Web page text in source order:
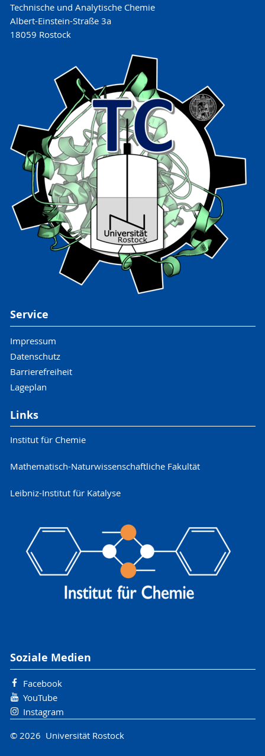
Technische und Analytische Chemie
Albert-Einstein-Straße 3a
18059 Rostock
Service
Impressum
Datenschutz
Barrierefreiheit
Lageplan
Links
Institut für Chemie
Mathematisch-Naturwissenschaftliche Fakultät
Leibniz-Institut für Katalyse
Soziale Medien
Facebook
YouTube
Instagram
© 2026 Universität Rostock